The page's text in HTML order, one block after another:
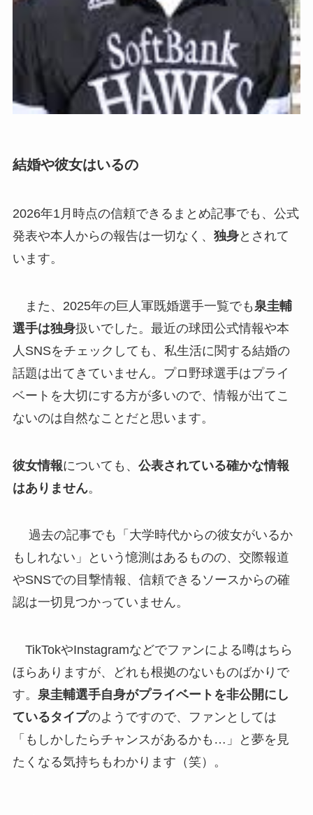
結婚や彼女はいるの
2026年1月時点の信頼できるまとめ記事でも、公式
発表や本人からの報告は一切なく、 独身とされて
います。
また、2025年の巨人軍既婚選手一覧でも 泉圭輔
選手は独身扱いでした。最近の球団公式情報や本
人SNSをチェックしても、私生活に関する結婚の
話題は出てきていません。プロ野球選手はプライ
ベートを大切にする方が多いので、情報が出てこ
ないのは自然なことだと思います。
彼女情報についても、 公表されている確かな情報
はありません。
過去の記事でも「大学時代からの彼女がいるか
もしれない」という憶測はあるものの、交際報道
やSNSでの目撃情報、信頼できるソースからの確
認は一切見つかっていません。
TikTokやInstagramなどでファンによる噂はちら
ほらありますが、どれも根拠のないものばかりで
す。 泉圭輔選手自身がプライベートを非公開にし
ているタイプのようですので、ファンとしては
「もしかしたらチャンスがあるかも…」と夢を見
たくなる気持ちもわかります（笑）。